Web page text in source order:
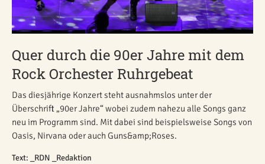
Quer durch die 90er Jahre mit dem
Rock Orchester Ruhrgebeat
Das diesjährige Konzert steht ausnahmslos unter der
Überschrift „90er Jahre“ wobei zudem nahezu alle Songs ganz
neu im Programm sind. Mit dabei sind beispielsweise Songs von
Oasis, Nirvana oder auch Guns&amp;Roses.
Text: _RDN _Redaktion